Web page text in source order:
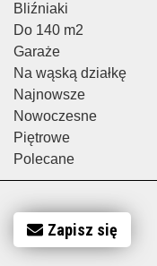
Bliźniaki
Do 140 m2
Garaże
Na wąską działkę
Najnowsze
Nowoczesne
Piętrowe
Polecane
Zapisz się